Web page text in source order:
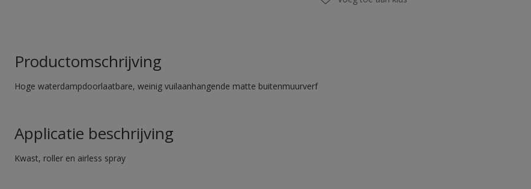
Productomschrijving
Hoge waterdampdoorlaatbare, weinig vuilaanhangende matte buitenmuurverf
Applicatie beschrijving
Kwast, roller en airless spray